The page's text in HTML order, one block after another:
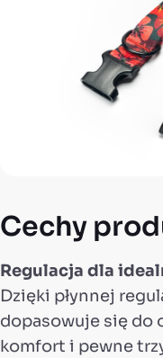
Cechy
Regulacja dla
Dzięki płynnej
dopasowuje się do
komfort i pewne